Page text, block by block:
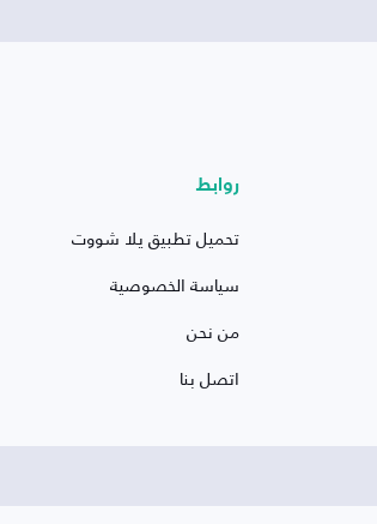
روابط
تحميل تطبيق يلا شووت
سياسة الخصوصية
من نحن
اتصل بنا